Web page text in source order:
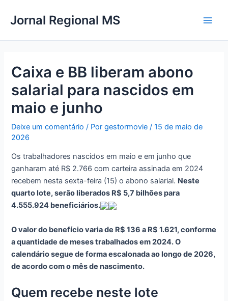
para
conteúdo
Jornal Regional MS
Caixa e BB liberam abono
salarial para nascidos em
maio e junho
Deixe um comentário / Porgestormovie/15 de maio de
2026
Os trabalhadores nascidos em maio e em junho que
ganharam até R$ 2.766 com carteira assinada em 2024
recebem nesta sexta-feira (15) o abono salarial. Neste
quarto lote, serão liberados R$ 5,7 bilhões para
4.555.924 beneficiários.
O valor do benefício varia de R$ 136 a R$ 1.621, conforme
a quantidade de meses trabalhados em 2024. O
calendário segue de forma escalonada ao longo de 2026,
de acordo com o mês de nascimento.
Quem recebe neste lote